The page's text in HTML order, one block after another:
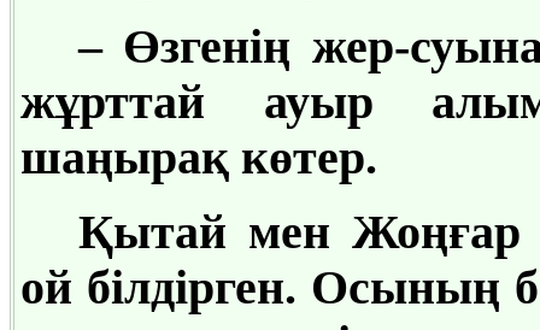
– Өзгенің жер-
жұрттай ауыр
шаңырақ көтер.
Қытай мен Жоңғар
ой білдірген. Осының